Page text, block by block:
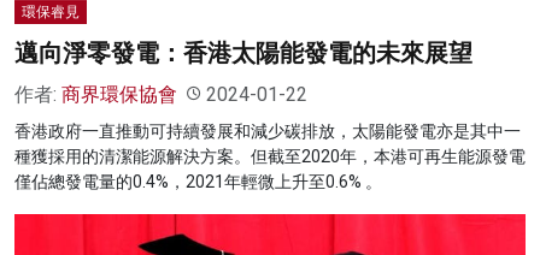
環保睿見
邁向淨零發電：香港太陽能發電的未來展望
作者: 商界環保協會 2024-01-22
香港政府一直推動可持續發展和減少碳排放，太陽能發電亦是其中一
種獲採用的清潔能源解決方案。但截至2020年，本港可再生能源發電
僅佔總發電量的0.4%，2021年輕微上升至0.6% 。